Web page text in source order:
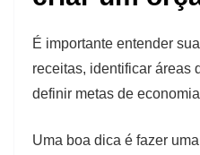
É importante entender
receitas, identificar áreas
definir metas de
Uma boa dica é fazer